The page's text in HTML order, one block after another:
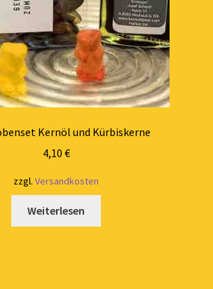
Kernöl und Kürbiskerne
4,10 €
zzgl. Versandkosten
Weiterlesen